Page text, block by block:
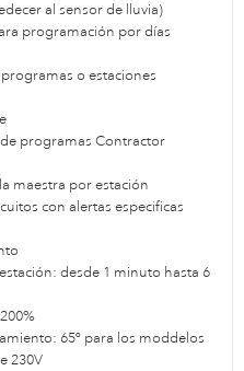
al sensor de lluvia)
programación por días
o estaciones
programas Contractor
maestra por estación
con alertas especificas
desde 1 minuto hasta 6
65º para los moddelos
230V